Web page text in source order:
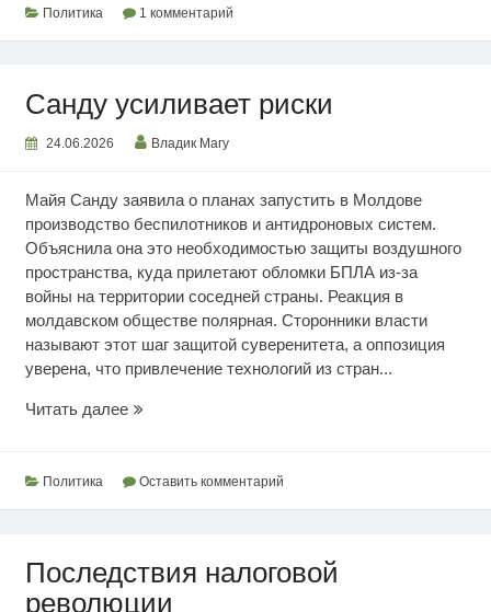
Днестре
Политика 1 комментарий
Санду усиливает риски
24.06.2026 Владик Магу
Майя Санду заявила о планах запустить в Молдове
производство беспилотников и антидроновых систем.
Объяснила она это необходимостью защиты воздушного
пространства, куда прилетают обломки БПЛА из-за
войны на территории соседней страны. Реакция в
молдавском обществе полярная. Сторонники власти
называют этот шаг защитой суверенитета, а оппозиция
уверена, что привлечение технологий из стран...
Читать далееСанду
Политика Оставить комментарий
Последствия налоговой
революции